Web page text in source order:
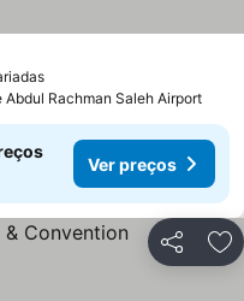
Abdul Rachman Saleh Airport
Ver preços
Partilhar